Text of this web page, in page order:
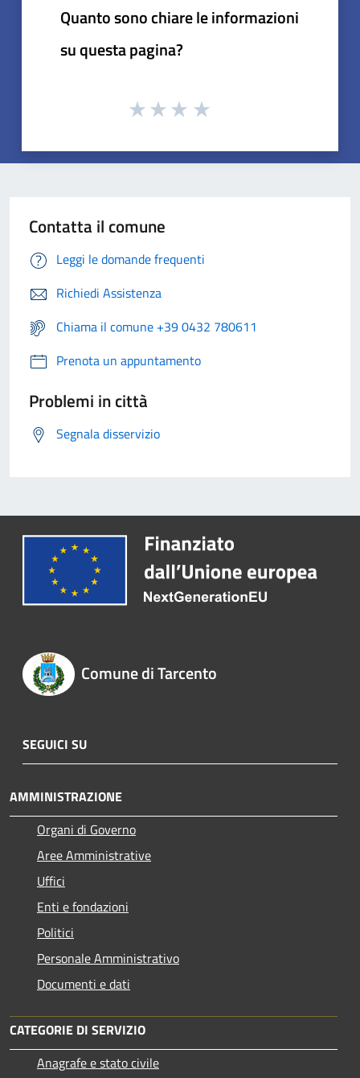
Quanto sono chiare le informazioni
su questa pagina?
Contatta il comune
Leggi le domande frequenti
Richiedi Assistenza
Chiama il comune +39 0432 780611
Prenota un appuntamento
Problemi in città
Segnala disservizio
Comune di Tarcento
SEGUICI SU
AMMINISTRAZIONE
Organi di Governo
Aree Amministrative
Uffici
Enti e fondazioni
Politici
Personale Amministrativo
Documenti e dati
CATEGORIE DI SERVIZIO
Anagrafe e stato civile